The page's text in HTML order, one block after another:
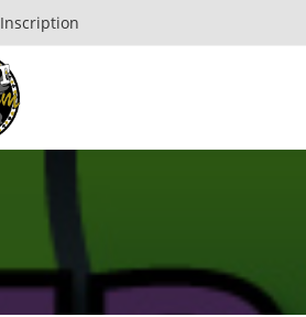
Inscription